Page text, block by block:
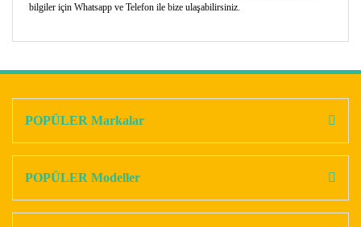
bilgiler için Whatsapp ve Telefon ile bize ulaşabilirsiniz.
Ürün açıklamasında eksik bilgiler bulunuyor.
POPÜLER Markalar
POPÜLER Modeller